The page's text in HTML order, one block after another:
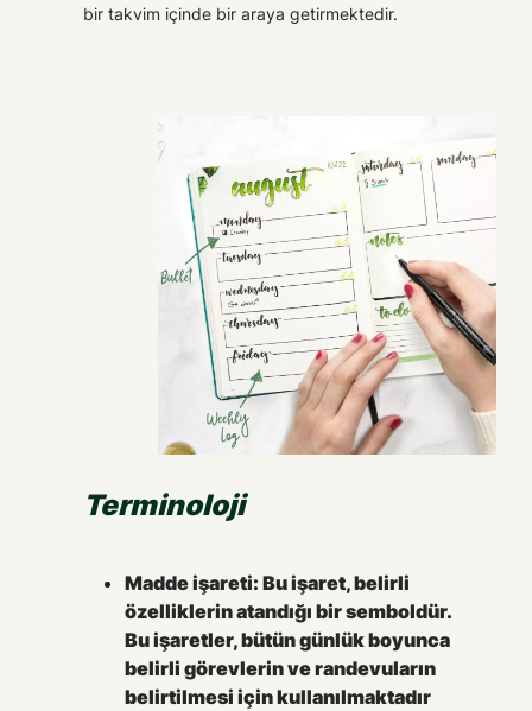
bir takvim içinde bir araya getirmektedir.
Terminoloji
Madde işareti: Bu işaret, belirli
özelliklerin atandığı bir semboldür.
Bu işaretler, bütün günlük boyunca
belirli görevlerin ve randevuların
belirtilmesi için kullanılmaktadır